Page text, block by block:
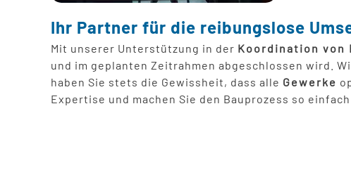
Ihr Partner für die reibungslose
Mit unserer Unterstützung in der Koordination von
und im geplanten Zeitrahmen abgeschlossen wird.
haben Sie stets die Gewissheit, dass alle Gewerke
Expertise und machen Sie den Bauprozess so